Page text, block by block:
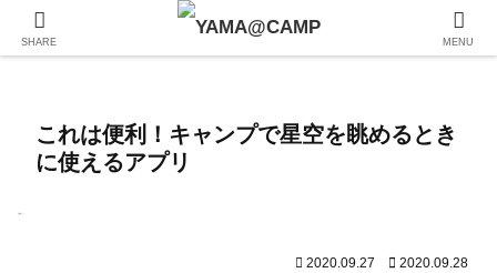
これは便利！キャンプで星空を眺めるとき
に使えるアプリ
2020.09.27 2020.09.28
SHARE MENU